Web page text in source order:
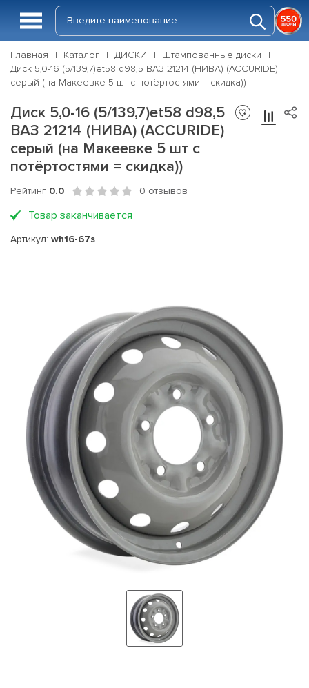
Главная Каталог ДИСКИ
Штампованные диски
Диск 5,0-16 (5/139,7)et58 d98,5 ВАЗ 21214 (НИВА) (ACCURIDE)
серый (на Макеевке 5 шт с потёртостями = скидка))
Диск 5,0-16 (5/139,7)et58 d98,5
ВАЗ 21214 (НИВА) (ACCURIDE)
серый (на Макеевке 5 шт с
потёртостями = скидка))
Рейтинг 0.0 0 отзывов
Товар заканчивается
Артикул: wh16-67s